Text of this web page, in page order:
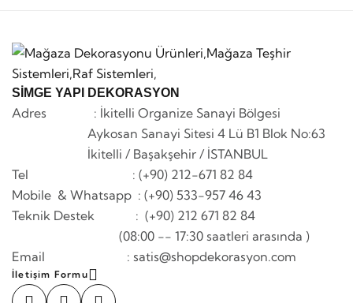
SİMGE YAPI DEKORASYON
Adres : İkitelli Organize Sanayi Bölgesi
Aykosan Sanayi Sitesi 4 Lü B1 Blok No:63
İkitelli / Başakşehir / İSTANBUL
Tel : (+90) 212-671 82 84
Mobile & Whatsapp : (+90) 533-957 46 43
Teknik Destek : (+90) 212 671 82 84
(08:00 -- 17:30 saatleri arasında )
Email : satis@shopdekorasyon.com
İletişim Formu